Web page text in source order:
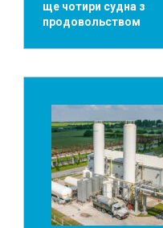
ще чотири судна з
продовольством